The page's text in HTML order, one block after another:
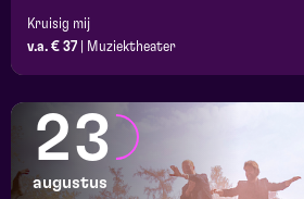
Kruisig mij
v.a. € 37
Muziektheater
23
augustus